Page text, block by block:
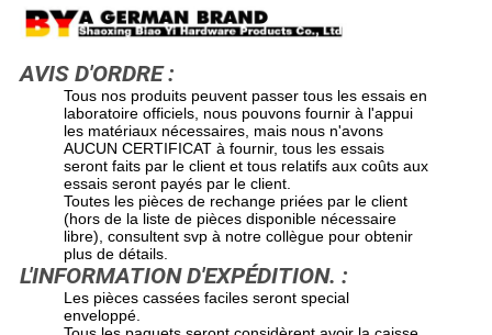
AVIS D'ORDRE :
Tous nos produits peuvent passer tous les essais en
laboratoire officiels, nous pouvons fournir à l'appui
les matériaux nécessaires, mais nous n'avons
AUCUN CERTIFICAT à fournir, tous les essais
seront faits par le client et tous relatifs aux coûts aux
essais seront payés par le client.
Toutes les pièces de rechange priées par le client
(hors de la liste de pièces disponible nécessaire
libre), consultent svp à notre collègue pour obtenir
plus de détails.
L'INFORMATION D'EXPÉDITION. :
Les pièces cassées faciles seront special
enveloppé.